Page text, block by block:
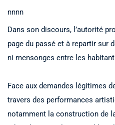
nnnn
Dans son discours, l’autorité
page du passé et à repartir sur
ni mensonges entre les
Face aux demandes légitimes
travers des performances
notamment la construction de